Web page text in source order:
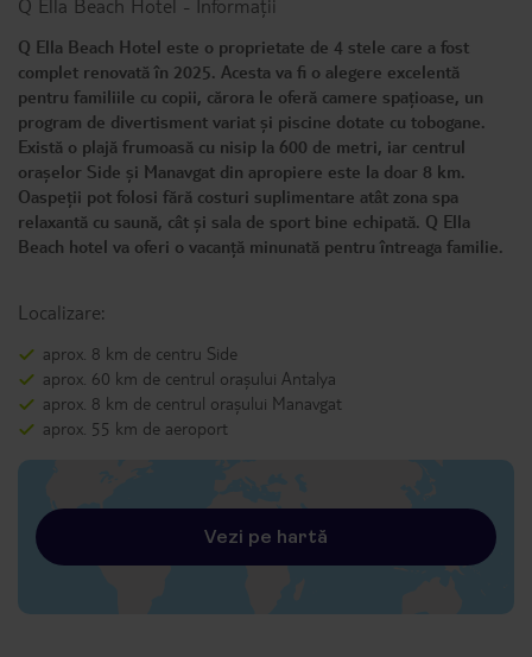
Q Ella Beach Hotel - Informații
Q Ella Beach Hotel este o proprietate de 4 stele care a fost
complet renovată în 2025. Acesta va fi o alegere excelentă
pentru familiile cu copii, cărora le oferă camere spațioase, un
program de divertisment variat și piscine dotate cu tobogane.
Există o plajă frumoasă cu nisip la 600 de metri, iar centrul
orașelor Side și Manavgat din apropiere este la doar 8 km.
Oaspeții pot folosi fără costuri suplimentare atât zona spa
relaxantă cu saună, cât și sala de sport bine echipată. Q Ella
Beach hotel va oferi o vacanță minunată pentru întreaga familie.
Localizare:
aprox. 8 km de centru Side
aprox. 60 km de centrul orașului Antalya
aprox. 8 km de centrul orașului Manavgat
aprox. 55 km de aeroport
Vezi pe hartă